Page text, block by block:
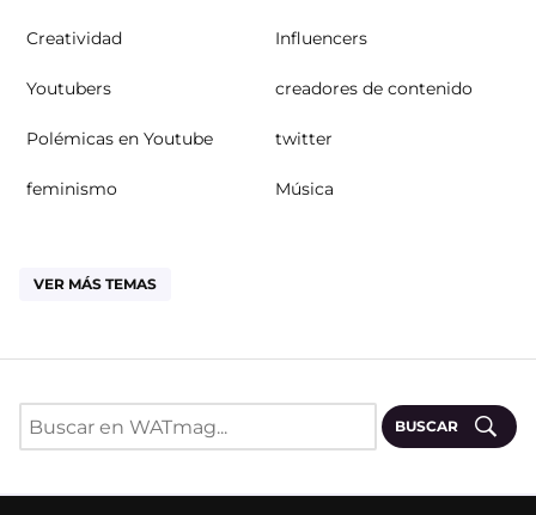
Creatividad Influencers
Youtubers creadores de contenido
Polémicas en Youtube twitter
feminismo Música
VER MÁS TEMAS
BUSCAR